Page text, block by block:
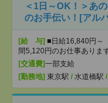
＜1日～OK！＞あ
のお手伝い！[アル
[給 与] ■日給16,840円
間5,120円のお仕事ありま
[交通費]一部支給
[勤務地] 東京駅 / 水道橋駅 /